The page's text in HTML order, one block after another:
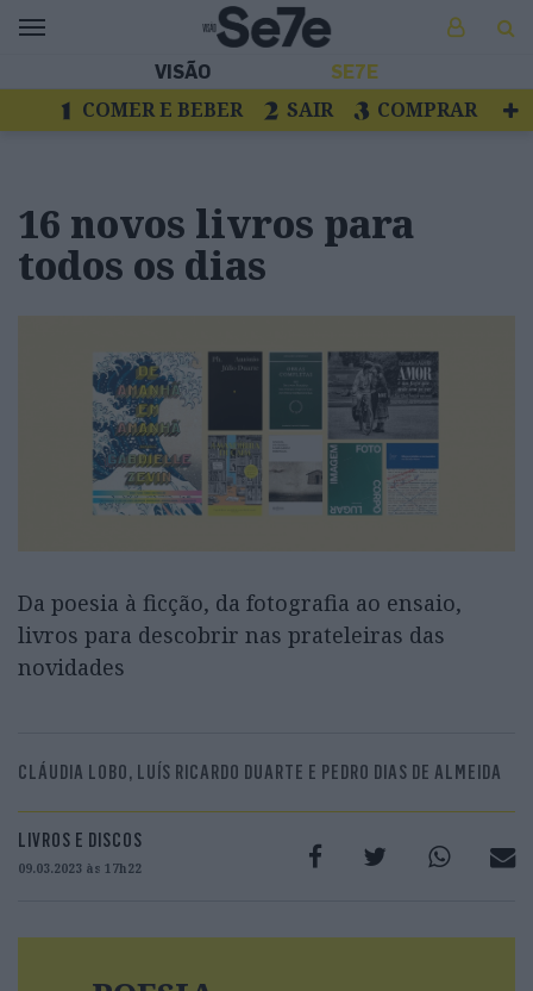
VISÃO SE7E
COMER E BEBER SAIR
COMPRAR
16 novos livros para
todos os dias
Da poesia à ficção, da fotografia ao ensaio,
livros para descobrir nas prateleiras das
novidades
CLÁUDIA LOBO, LUÍS RICARDO DUARTE E PEDRO DIAS DE ALMEIDA
LIVROS E DISCOS
09.03.2023 às 17h22